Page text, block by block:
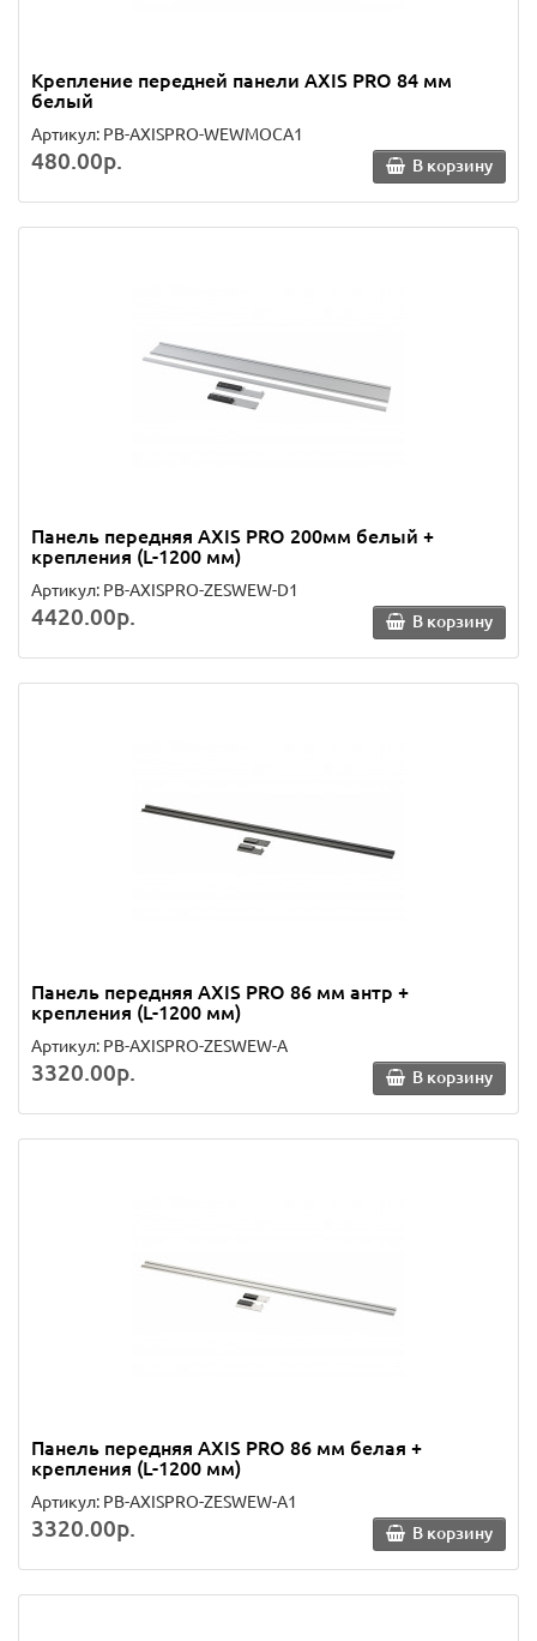
Крепление передней панели AXIS PRO 84 мм
белый
Артикул: PB-AXISPRO-WEWMOCA1
480.00р. В корзину
Панель передняя AXIS PRO 200мм белый +
крепления (L-1200 мм)
Артикул: PB-AXISPRO-ZESWEW-D1
4420.00р. В корзину
Панель передняя AXIS PRO 86 мм антр +
крепления (L-1200 мм)
Артикул: PB-AXISPRO-ZESWEW-A
3320.00р. В корзину
Панель передняя AXIS PRO 86 мм белая +
крепления (L-1200 мм)
Артикул: PB-AXISPRO-ZESWEW-A1
3320.00р. В корзину